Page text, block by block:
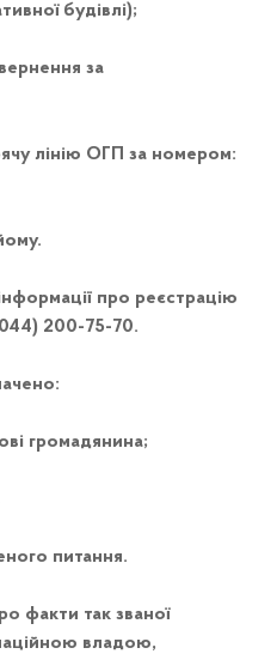
будівлі);
за
лінію ОГП за номером:
про реєстрацію
200-75-70.
громадянина;
питання.
факти так званої
владою,